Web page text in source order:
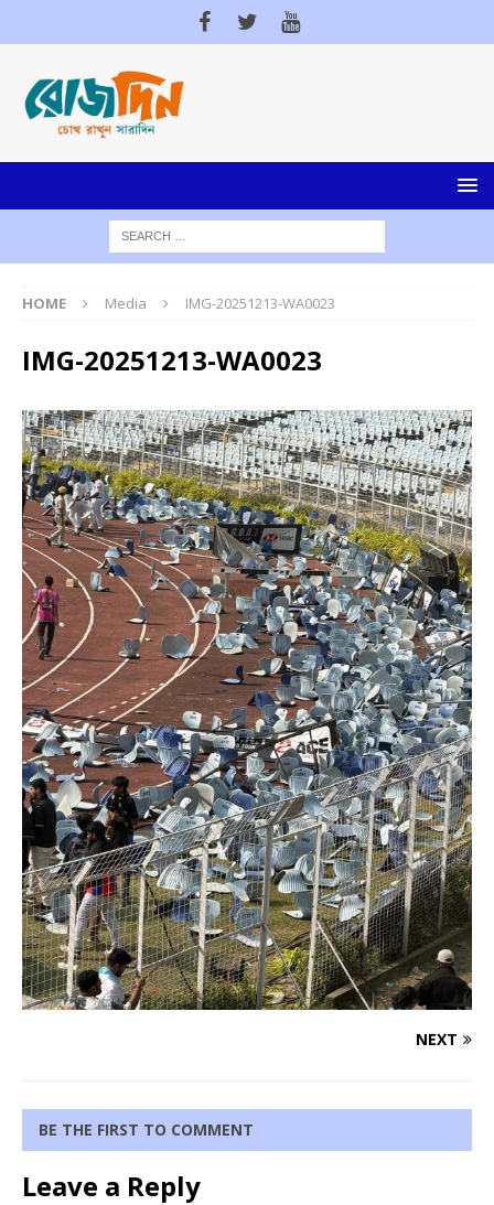
HOME Media IMG-20251213-WA0023
IMG-20251213-WA0023
NEXT
BE THE FIRST TO COMMENT
Leave a Reply